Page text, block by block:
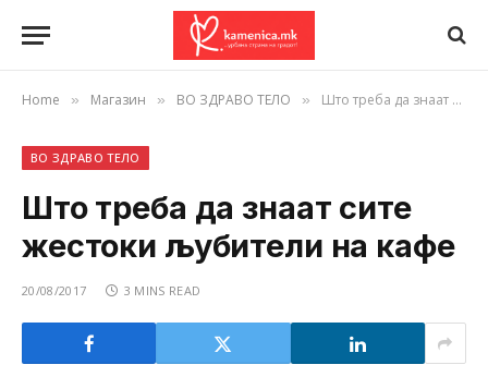
Home » Магазин » ВО ЗДРАВО ТЕЛО » Што треба да знаат сите жестоки љубители на кафе
ВО ЗДРАВО ТЕЛО
Што треба да знаат сите
жестоки љубители на кафе
20/08/2017 3 MINS READ